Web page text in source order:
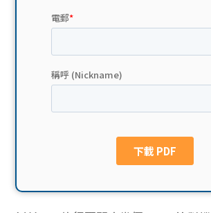
貸款
網上
私人
ge
校園
Gui